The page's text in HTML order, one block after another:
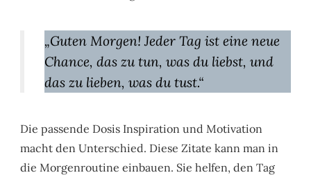
„Guten Morgen! Jeder Tag ist eine neue
Chance, das zu tun, was du liebst, und
das zu lieben, was du tust.“
Die passende Dosis Inspiration und Motivation
macht den Unterschied. Diese Zitate kann man in
die Morgenroutine einbauen. Sie helfen, den Tag